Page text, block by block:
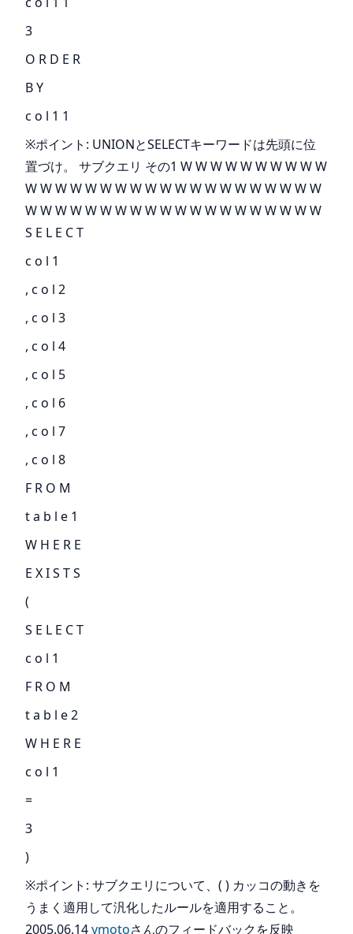
3
O R D E R
B Y
c o l 1 1
※ポイント: UNIONとSELECTキーワードは先頭に位
置づけ。 サブクエリ その1 W W W W W W W W W W
W W W W W W W W W W W W W W W W W W W W
W W W W W W W W W W W W W W W W W W W W
S E L E C T
c o l 1
, c o l 2
, c o l 3
, c o l 4
, c o l 5
, c o l 6
, c o l 7
, c o l 8
F R O M
t a b l e 1
W H E R E
E X I S T S
(
S E L E C T
c o l 1
F R O M
t a b l e 2
W H E R E
c o l 1
=
3
)
※ポイント: サブクエリについて、( ) カッコの動きを
うまく適用して汎化したルールを適用すること。
2005.06.14ymotoさんのフィードバックを反映